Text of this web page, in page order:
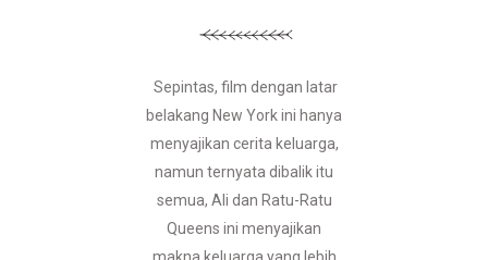
Sepintas, film dengan latar
belakang New York ini hanya
menyajikan cerita keluarga,
namun ternyata dibalik itu
semua, Ali dan Ratu-Ratu
Queens ini menyajikan